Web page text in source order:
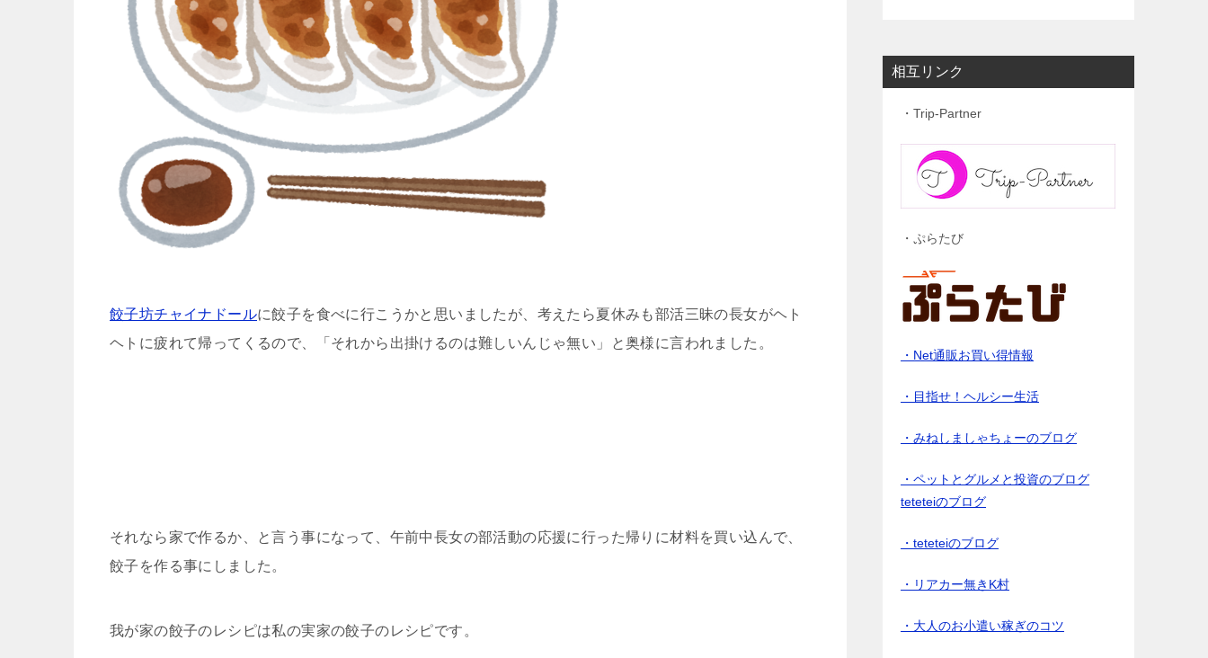
餃子坊チャイナドールに餃子を食べに行こうかと思いましたが、考えたら夏休みも部活三昧の長女がヘト
ヘトに疲れて帰ってくるので、「それから出掛けるのは難しいんじゃ無い」と奥様に言われました。
それなら家で作るか、と言う事になって、午前中長女の部活動の応援に行った帰りに材料を買い込んで、
餃子を作る事にしました。
我が家の餃子のレシピは私の実家の餃子のレシピです。
相互リンク
・Trip-Partner
・ぷらたび
・Net通販お買い得情報
・目指せ！ヘルシー生活
・みねしましゃちょーのブログ
・ペットとグルメと投資のブログ
teteteiのブログ
・teteteiのブログ
・リアカー無きK村
・大人のお小遣い稼ぎのコツ